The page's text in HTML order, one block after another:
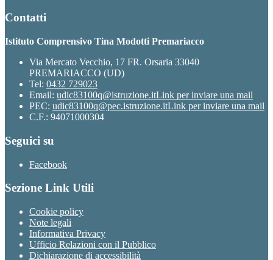
Contatti
Istituto Comprensivo Tina Modotti Premariacco
Via Mercato Vecchio, 17 FR. Orsaria 33040
PREMARIACCO (UD)
Tel: 0432 729023
Email: udic83100q@istruzione.itLink per inviare una mail
PEC: udic83100q@pec.istruzione.itLink per inviare una mail
C.F.: 94071000304
Seguici su
Facebook
Sezione Link Utili
Cookie policy
Note legali
Informativa Privacy
Ufficio Relazioni con il Pubblico
Dichiarazione di accessibilità